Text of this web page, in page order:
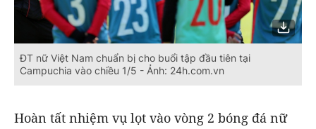
ĐT nữ Việt Nam chuẩn bị cho buổi tập đầu tiên tại
Campuchia vào chiều 1/5 - Ảnh: 24h.com.vn
Hoàn tất nhiệm vụ lọt vào vòng 2 bóng đá nữ